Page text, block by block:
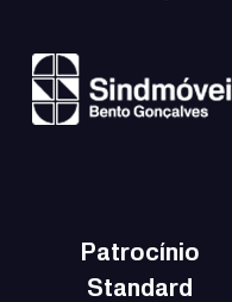
Patrocínio
Standard